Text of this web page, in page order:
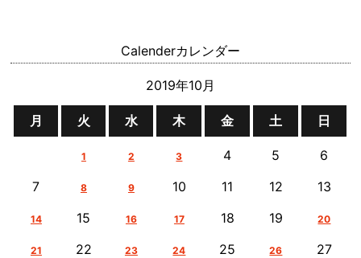
Calenderカレンダー
2019年10月
月 火 水 木 金 土 日
1 2 3 4 5
6
7
8 9 10 11 12 13
14 15 16 17 18 19 20
21 22 23 24 25 26 27